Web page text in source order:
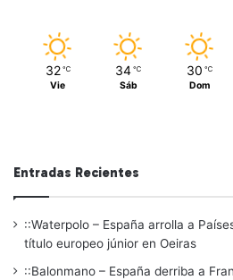
32 ℃
Vie
34 ℃
Sáb
30 ℃
Dom
Entradas Recientes
::Waterpolo – España arrolla a
título europeo júnior en Oeiras
::Balonmano – España derriba a